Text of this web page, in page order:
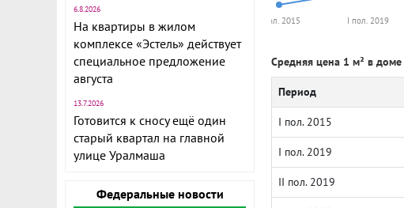
6.8.2026
На квартиры в жилом
комплексе «Эстель» действует
специальное предложение
августа
13.7.2026
Готовится к сносу ещё один
старый квартал на главной
улице Уралмаша
Федеральные новости
I пол. 2015 I пол. 2019
Средняя цена 1 м² в
Период
I пол. 2015
I пол. 2019
II пол. 2019